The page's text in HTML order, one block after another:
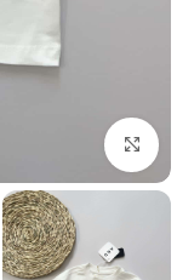
Click to enlarge